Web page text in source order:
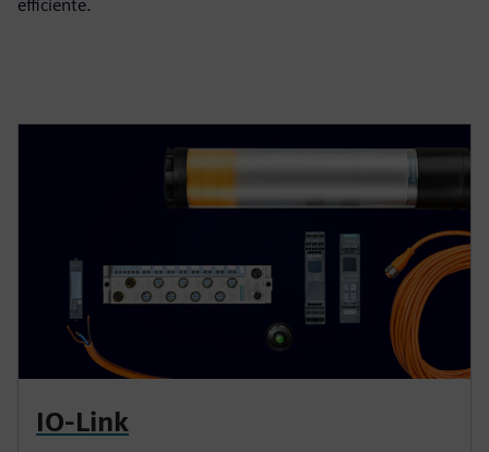
efficiente.
IO-Link